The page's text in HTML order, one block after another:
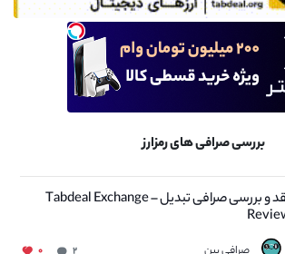
بررسی صرافی های رمزارز
نقد و بررسی صرافی تبدیل – Tabdeal Exchange